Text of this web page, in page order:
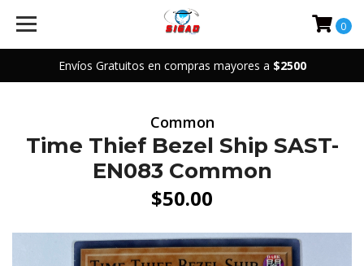
Envíos Gratuitos en compras mayores a $2500
0
Common
Time Thief Bezel Ship SAST-
EN083 Common
$50.00